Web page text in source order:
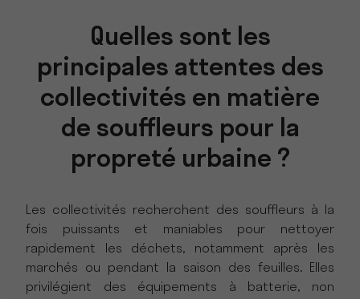
Quelles sont les
principales attentes des
collectivités en matière
de souffleurs pour la
propreté urbaine ?
Les collectivités recherchent des souffleurs à la
fois puissants et maniables pour nettoyer
rapidement les déchets, notamment après les
marchés ou pendant la saison des feuilles. Elles
privilégient des équipements à batterie, non